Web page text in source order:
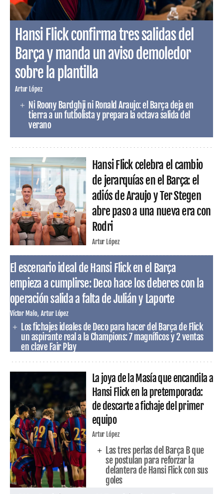
Hansi Flick confirma tres salidas del
Barça y manda un aviso demoledor
sobre la plantilla
Artur López
Ni Roony Bardghji ni Ronald Araujo: el Barça deja en
tierra a un futbolista y prepara la octava salida del
verano
Hansi Flick celebra el cambio
de jerarquías en el Barça: el
adiós de Araujo y Ter Stegen
abre paso a una nueva era con
Rodri
Artur López
El escenario ideal de Hansi Flick en el Barça
empieza a cumplirse: Deco hace los deberes con la
operación salida a falta de Julián y Laporte
Víctor Malo Artur López
Los fichajes ideales de Deco para hacer del Barça de Flick
un aspirante real a la Champions: 7 magníficos y 2 ventas
en clave Fair Play
La joya de la Masía que encandila a
Hansi Flick en la pretemporada:
de descarte a fichaje del primer
equipo
Artur López
Las tres perlas del Barça B que
se postulan para reforzar la
delantera de Hansi Flick con sus
goles